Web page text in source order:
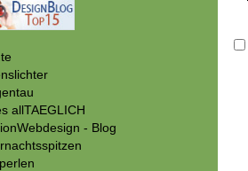
allTAEGLICH
- Blog